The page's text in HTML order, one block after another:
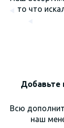
то что
Добавьте
Всю
наш